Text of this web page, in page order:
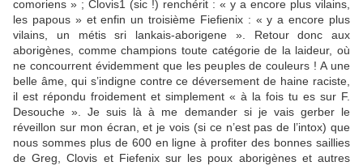
comoriens » ; Clovis1 (sic !) renchérit : « y a encore plus vilains,
les papous » et enfin un troisième Fiefienix : « y a encore plus
vilains, un métis sri lankais-aborigene ». Retour donc aux
aborigènes, comme champions toute catégorie de la laideur, où
ne concourrent évidemment que les peuples de couleurs ! A une
belle âme, qui s’indigne contre ce déversement de haine raciste,
il est répondu froidement et simplement « à la fois tu es sur F.
Desouche ». Je suis là à me demander si je vais gerber le
réveillon sur mon écran, et je vois (si ce n’est pas de l’intox) que
nous sommes plus de 600 en ligne à profiter des bonnes saillies
de Greg, Clovis et Fiefenix sur les poux aborigènes et autres